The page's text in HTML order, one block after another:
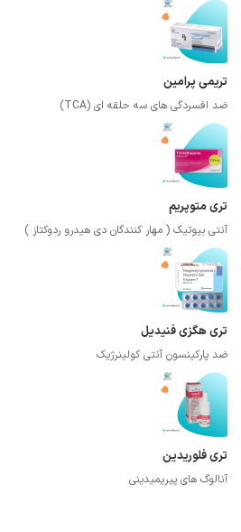
تریمی پرامین
ضد افسردگی های سه حلقه ای (TCA)
تری متوپریم
آنتی بیوتیک ( مهار کنندگان دی هیدرو ردوکتاز )
تری هگزی فنیدیل
ضد پارکینسون آنتی کولینرژیک
تری فلوریدین
آنالوگ های پیریمیدینی